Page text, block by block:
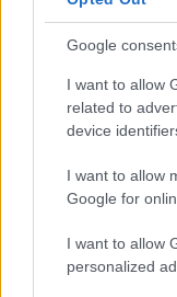
Google
I want to allow
related to
device
I want to allow
Google for
I want to allow
personalized
Új